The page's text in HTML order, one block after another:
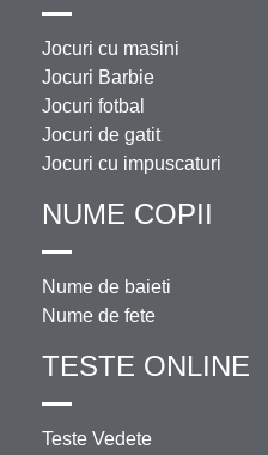
Jocuri cu masini
Jocuri Barbie
Jocuri fotbal
Jocuri de gatit
Jocuri cu impuscaturi
NUME COPII
Nume de baieti
Nume de fete
TESTE ONLINE
Teste Vedete